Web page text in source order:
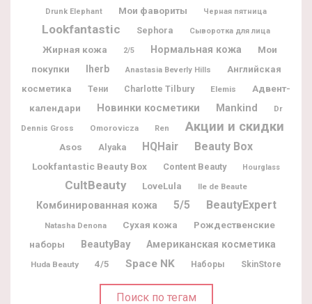
Drunk Elephant Мои фавориты Черная пятница
Lookfantastic Sephora Сыворотка для лица
Жирная кожа 2/5 Нормальная кожа
Мои
покупки
Iherb Anastasia Beverly Hills
Английская
косметика
Тени Charlotte Tilbury Elemis
Адвент-
календари
Новинки косметики Mankind
Dr
Dennis Gross
Omorovicza Ren Акции и скидки
Asos Alyaka HQHair Beauty Box
Lookfantastic Beauty Box Content Beauty Hourglass
CultBeauty LoveLula Ile de Beaute
Комбинированная кожа 5/5 BeautyExpert
Natasha Denona Сухая кожа
Рождественские
наборы
BeautyBay Американская косметика
Huda Beauty 4/5 Space NK Наборы SkinStore
Поиск по тегам